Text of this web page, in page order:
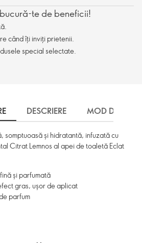
te de beneficii!
când îți inviți prietenii.
special selectate.
DESCRIERE MOD DE
somptuoasă și hidratantă, infuzată cu
Citrat Lemnos al apei de toaletă Eclat
și parfumată
gras, ușor de aplicat
parfum